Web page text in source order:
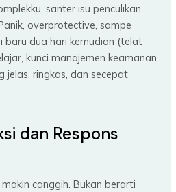
santer isu penculikan
overprotective, sampe
baru dua hari kemudian (telat
kunci manajemen keamanan
jelas, ringkas, dan secepat
dan Respons
canggih. Bukan berarti